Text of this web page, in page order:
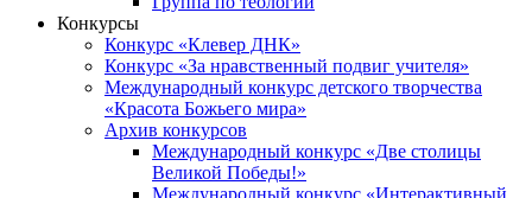
Конкурсы
Конкурс «Клевер ДНК»
Конкурс «За нравственный подвиг учителя»
Международный конкурс детского творчества
«Красота Божьего мира»
Архив конкурсов
Международный конкурс «Две столицы
Великой Победы!»
Международный конкурс «Интерактивный